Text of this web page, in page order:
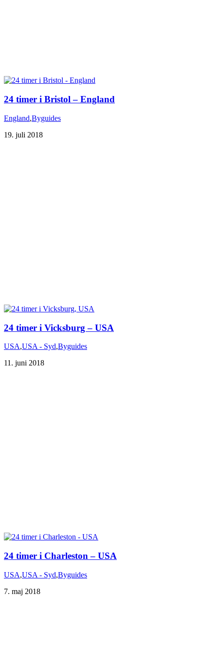
24 timer i Bristol – England
England,Byguides
19. juli 2018
24 timer i Vicksburg – USA
USA,USA - Syd,Byguides
11. juni 2018
24 timer i Charleston – USA
USA,USA - Syd,Byguides
7. maj 2018